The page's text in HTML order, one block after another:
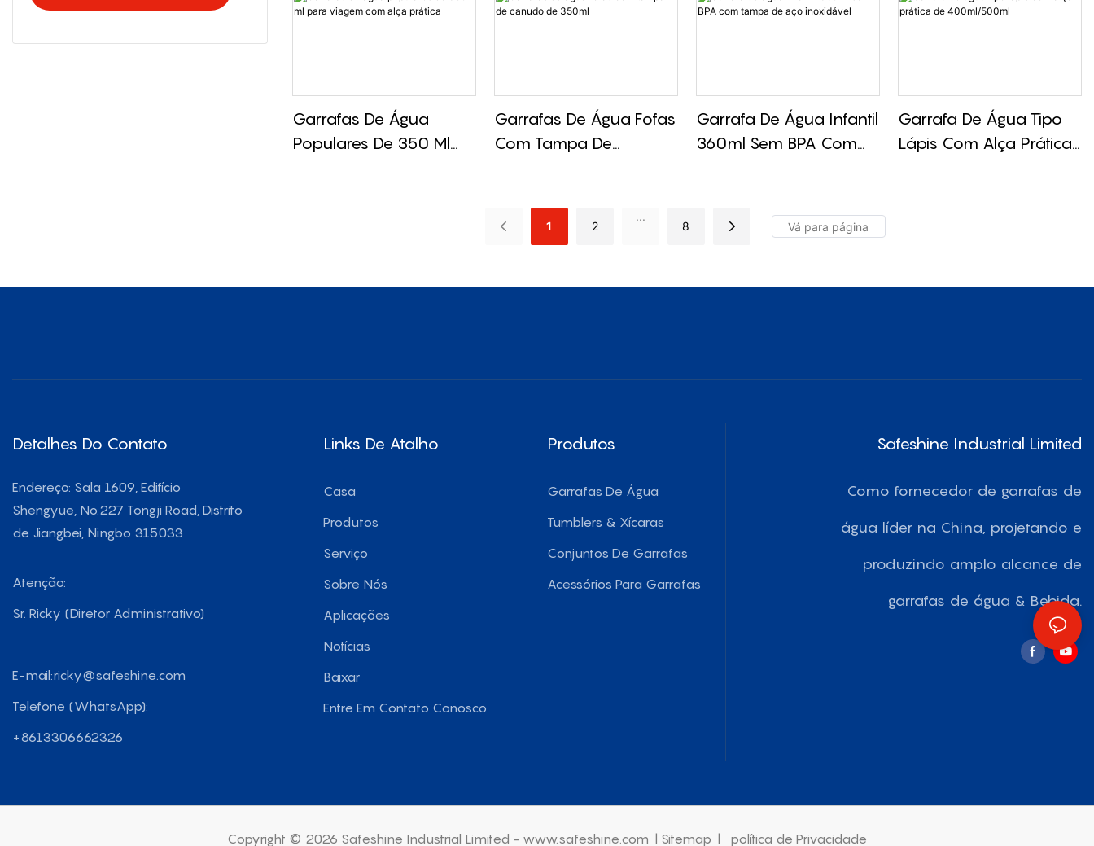
Garrafas De Água
Populares De 350 Ml
Garrafas De Água Fofas
Com Tampa De
Garrafa De Água Infantil
360ml Sem BPA Com
Garrafa De Água Tipo
Lápis Com Alça Prática
1 2
...
8
Detalhes Do Contato
Endereço: Sala 1609, Edifício
Shengyue, No.227 Tongji Road, Distrito
de Jiangbei, Ningbo 315033
Atenção:
Sr. Ricky (Diretor Administrativo)
E-mail:ricky@safeshine.com
Telefone (WhatsApp):
+8613306662326
Links De Atalho
Casa
Produtos
Serviço
Sobre Nós
Aplicações
Notícias
Baixar
Entre Em Contato Conosco
Produtos
Garrafas De Água
Tumblers & Xícaras
Conjuntos De Garrafas
Acessórios Para Garrafas
Safeshine Industrial Limited
Como fornecedor de garrafas de
água líder na China, projetando e
produzindo amplo alcance de
garrafas de água & Bebida.
Copyright © 2026 Safeshine Industrial Limited - www.safeshine.com | Sitemap | política de Privacidade